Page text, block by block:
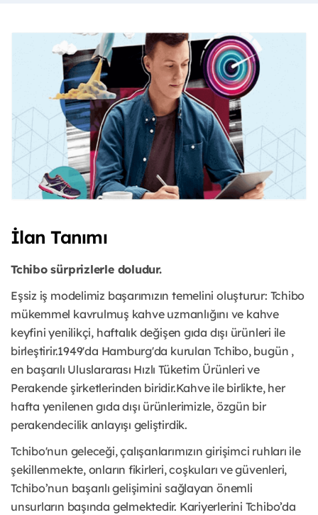
İlan Tanımı
Tchibo sürprizlerle doludur.
Eşsiz iş modelimiz başarımızın temelini oluşturur: Tchibo
mükemmel kavrulmuş kahve uzmanlığını ve kahve
keyfini yenilikçi, haftalık değişen gıda dışı ürünleri ile
birleştirir.1949'da Hamburg'da kurulan Tchibo, bugün ,
en başarılı Uluslararası Hızlı Tüketim Ürünleri ve
Perakende şirketlerinden biridir.Kahve ile birlikte, her
hafta yenilenen gıda dışı ürünlerimizle, özgün bir
perakendecilik anlayışı geliştirdik.
Tchibo'nun geleceği, çalışanlarımızın girişimci ruhları ile
şekillenmekte, onların fikirleri, coşkuları ve güvenleri,
Tchibo’nun başarılı gelişimini sağlayan önemli
unsurların başında gelmektedir. Kariyerlerini Tchibo’da